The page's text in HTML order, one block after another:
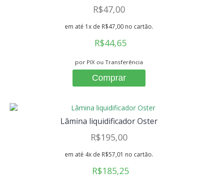
R$47,00
em até 1x de R$47,00 no cartão.
R$44,65
por PIX ou Transferência
Comprar
Lâmina liquidificador Oster
R$195,00
em até 4x de R$57,01 no cartão.
R$185,25